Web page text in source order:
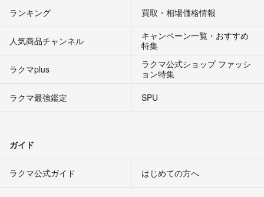
ランキング 買取・相場価格情報
人気商品チャンネル
キャンペーン一覧・おすすめ
特集
ラクマplus
ラクマ公式ショップ ファッシ
ョン特集
ラクマ最強鑑定
SPU
ガイド
ラクマ公式ガイド はじめての方へ